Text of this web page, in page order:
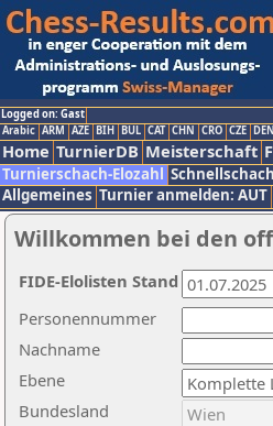
Logged on: Gast
Arabic ARM AZE BIH BUL CAT CHN CRO CZE DEN
Home TurnierDB Meisterschaft
Turnierschach-Elozahl
Allgemeines Turnier anmelden: AUT
Willkommen bei den
Nachname
Ebene
Personennummer
Bundesland
FIDE-Elolisten Stand